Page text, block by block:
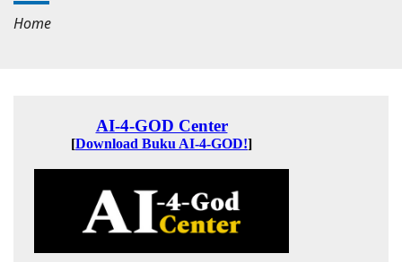
Home